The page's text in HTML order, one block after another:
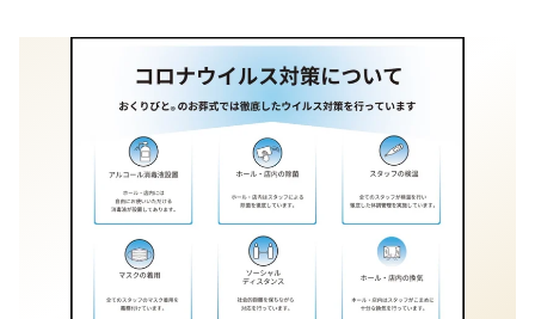
採用情報
店舗用地募集
神奈川県
北海道エリア
函館市